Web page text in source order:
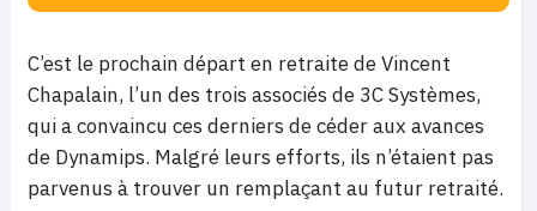
C’est le prochain départ en retraite de Vincent
Chapalain, l’un des trois associés de 3C Systèmes,
qui a convaincu ces derniers de céder aux avances
de Dynamips. Malgré leurs efforts, ils n’étaient pas
parvenus à trouver un remplaçant au futur retraité.